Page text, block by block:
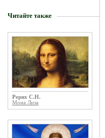
Читайте также
Рерих С.Н.
Мона Лиза